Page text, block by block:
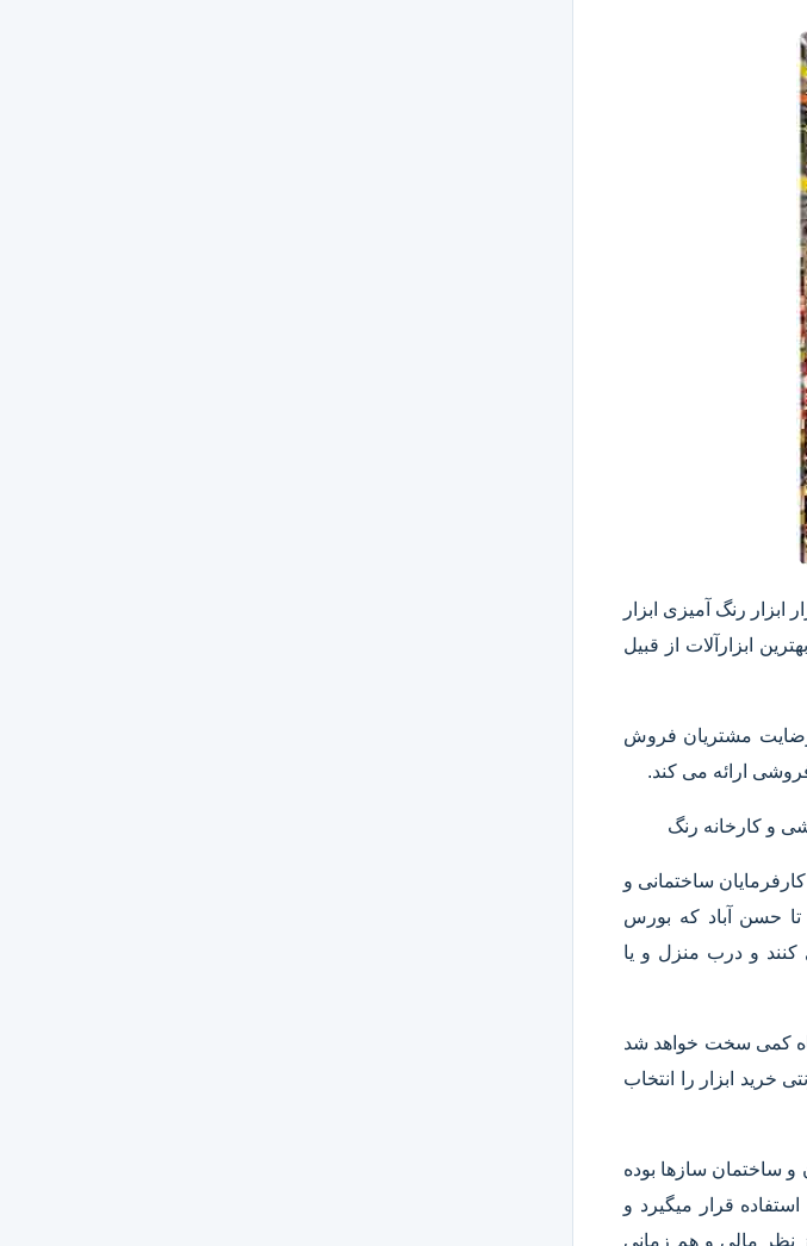
ابزار رنگ آمیزی ابزار
ابزارآلات از قبیل
رضایت مشتریان فروش
ارائه می کند.
و کارخانه رنگ
ساختمانی و
تا حسن آباد که بورس
کنند و درب منزل و یا
کمی سخت خواهد شد
خرید ابزار را انتخاب
و ساختمان سازها بوده
قرار میگیرد و
نظر مالی و هم زمانی